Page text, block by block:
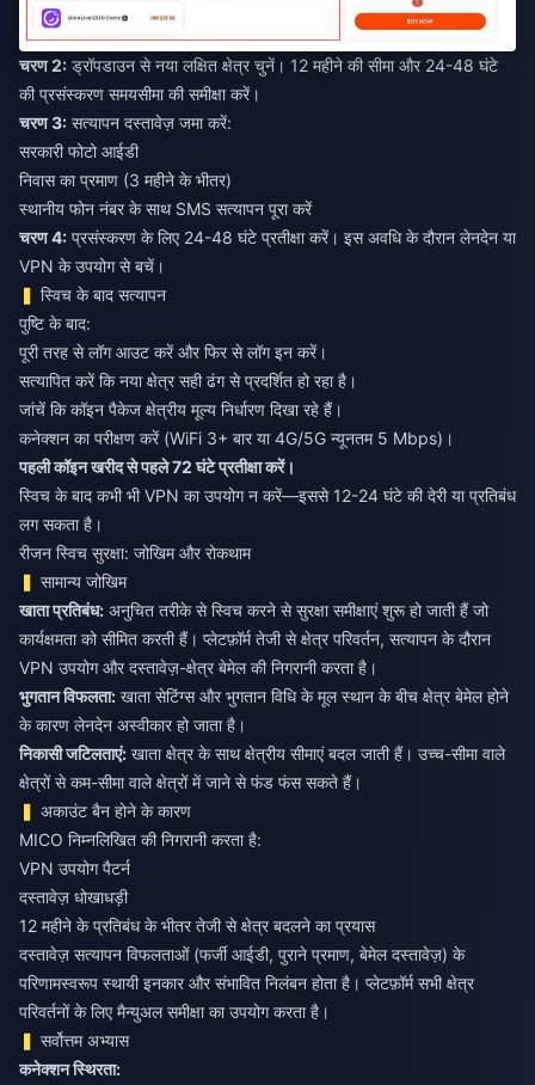
चरण 2: ड्रॉपडाउन से नया लक्षित क्षेत्र चुनें। 12 महीने की सीमा और 24-48 घंटे
की प्रसंस्करण समयसीमा की समीक्षा करें।
चरण 3: सत्यापन दस्तावेज़ जमा करें:
सरकारी फोटो आईडी
निवास का प्रमाण (3 महीने के भीतर)
स्थानीय फोन नंबर के साथ SMS सत्यापन पूरा करें
चरण 4: प्रसंस्करण के लिए 24-48 घंटे प्रतीक्षा करें। इस अवधि के दौरान लेनदेन या
VPN के उपयोग से बचें।
स्विच के बाद सत्यापन
पुष्टि के बाद:
पूरी तरह से लॉग आउट करें और फिर से लॉग इन करें।
सत्यापित करें कि नया क्षेत्र सही ढंग से प्रदर्शित हो रहा है।
जांचें कि कॉइन पैकेज क्षेत्रीय मूल्य निर्धारण दिखा रहे हैं।
कनेक्शन का परीक्षण करें (WiFi 3+ बार या 4G/5G न्यूनतम 5 Mbps)।
पहली कॉइन खरीद से पहले 72 घंटे प्रतीक्षा करें।
स्विच के बाद कभी भी VPN का उपयोग न करें—इससे 12-24 घंटे की देरी या प्रतिबंध
लग सकता है।
रीजन स्विच सुरक्षा: जोखिम और रोकथाम
सामान्य जोखिम
खाता प्रतिबंध: अनुचित तरीके से स्विच करने से सुरक्षा समीक्षाएं शुरू हो जाती हैं जो
कार्यक्षमता को सीमित करती हैं। प्लेटफ़ॉर्म तेजी से क्षेत्र परिवर्तन, सत्यापन के दौरान
VPN उपयोग और दस्तावेज़-क्षेत्र बेमेल की निगरानी करता है।
भुगतान विफलता: खाता सेटिंग्स और भुगतान विधि के मूल स्थान के बीच क्षेत्र बेमेल होने
के कारण लेनदेन अस्वीकार हो जाता है।
निकासी जटिलताएं: खाता क्षेत्र के साथ क्षेत्रीय सीमाएं बदल जाती हैं। उच्च-सीमा वाले
क्षेत्रों से कम-सीमा वाले क्षेत्रों में जाने से फंड फंस सकते हैं।
अकाउंट बैन होने के कारण
MICO निम्नलिखित की निगरानी करता है:
VPN उपयोग पैटर्न
दस्तावेज़ धोखाधड़ी
12 महीने के प्रतिबंध के भीतर तेजी से क्षेत्र बदलने का प्रयास
दस्तावेज़ सत्यापन विफलताओं (फर्जी आईडी, पुराने प्रमाण, बेमेल दस्तावेज़) के
परिणामस्वरूप स्थायी इनकार और संभावित निलंबन होता है। प्लेटफ़ॉर्म सभी क्षेत्र
परिवर्तनों के लिए मैन्युअल समीक्षा का उपयोग करता है।
सर्वोत्तम अभ्यास
कनेक्शन स्थिरता: